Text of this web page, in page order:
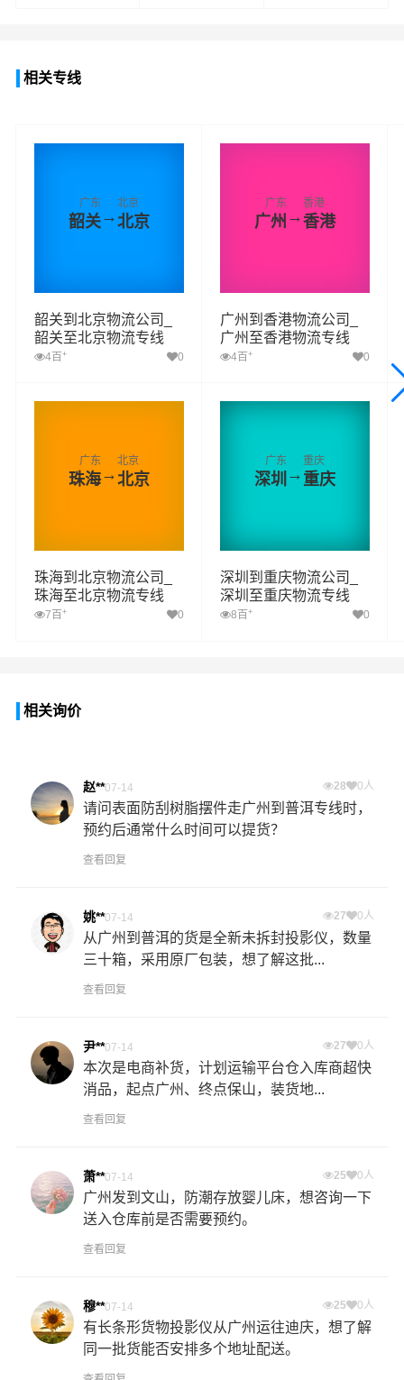
相关专线
广东
韶关→
北京
北京
韶关到北京物流公司_
韶关至北京物流专线
4百 + 0
广东
广州 →
香港
香港
广州到香港物流公司_
广州至香港物流专线
4百 + 0
广东
珠海→
北京
北京
珠海到北京物流公司_
珠海至北京物流专线
7百 + 0
广东
深圳→
重庆
重庆
深圳到重庆物流公司_
深圳至重庆物流专线
8百 + 0
相关询价
赵**07-14 28 0人
请问表面防刮树脂摆件走广州到普洱专线时，
预约后通常什么时间可以提货？
查看回复
姚**07-14 27 0人
从广州到普洱的货是全新未拆封投影仪，数量
三十箱，采用原厂包装，想了解这批...
查看回复
尹**07-14 27 0人
本次是电商补货，计划运输平台仓入库商超快
消品，起点广州、终点保山，装货地...
查看回复
萧**07-14 25 0人
广州发到文山，防潮存放婴儿床，想咨询一下
送入仓库前是否需要预约。
查看回复
穆**07-14 25 0人
有长条形货物投影仪从广州运往迪庆，想了解
同一批货能否安排多个地址配送。